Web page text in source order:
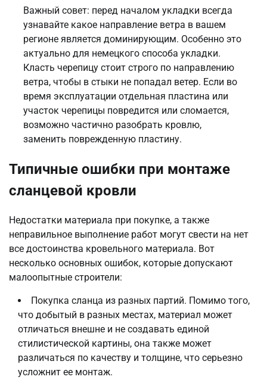
Важный совет: перед началом укладки всегда
узнавайте какое направление ветра в вашем
регионе является доминирующим. Особенно это
актуально для немецкого способа укладки.
Класть черепицу стоит строго по направлению
ветра, чтобы в стыки не попадал ветер. Если во
время эксплуатации отдельная пластина или
участок черепицы повредится или сломается,
возможно частично разобрать кровлю,
заменить поврежденную пластину.
Типичные ошибки при монтаже
сланцевой кровли
Недостатки материала при покупке, а также
неправильное выполнение работ могут свести на нет
все достоинства кровельного материала. Вот
несколько основных ошибок, которые допускают
малоопытные строители:
Покупка сланца из разных партий. Помимо того,
что добытый в разных местах, материал может
отличаться внешне и не создавать единой
стилистической картины, она также может
различаться по качеству и толщине, что серьезно
усложнит ее монтаж.